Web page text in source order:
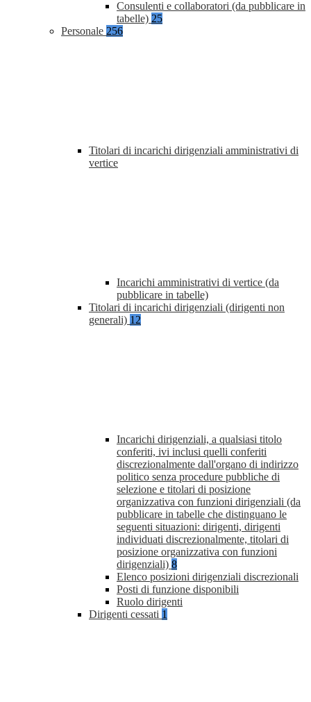
Consulenti e collaboratori (da pubblicare in
tabelle) 25
Personale 256
Titolari di incarichi dirigenziali amministrativi di
vertice
Incarichi amministrativi di vertice (da
pubblicare in tabelle)
Titolari di incarichi dirigenziali (dirigenti non
generali) 12
Incarichi dirigenziali, a qualsiasi titolo
conferiti, ivi inclusi quelli conferiti
discrezionalmente dall'organo di indirizzo
politico senza procedure pubbliche di
selezione e titolari di posizione
organizzativa con funzioni dirigenziali (da
pubblicare in tabelle che distinguano le
seguenti situazioni: dirigenti, dirigenti
individuati discrezionalmente, titolari di
posizione organizzativa con funzioni
dirigenziali) 8
Elenco posizioni dirigenziali discrezionali
Posti di funzione disponibili
Ruolo dirigenti
Dirigenti cessati 1